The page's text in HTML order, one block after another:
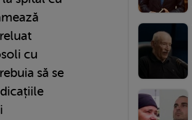
cu
să se